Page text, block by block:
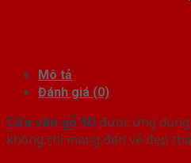
Mô tả
Đánh giá (0)
Cửa vân gỗ 5D được ứng
không chỉ mang đến vẻ đẹp